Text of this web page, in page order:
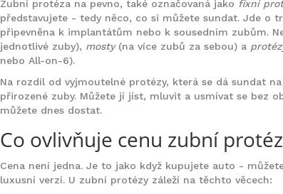
Zubní protéza na pevno, také označovaná jako fixní
představujete - tedy něco, co si můžete sundat. Jde o
připevněna k implantátům nebo k sousedním zubům.
jednotlivé zuby), mosty(na více zubů za sebou) a
nebo All-on-6).
Na rozdíl od vyjmoutelné protézy, která se dá sundat
přirozené zuby. Můžete jí jíst, mluvit a usmívat se bez
můžete dnes dostat.
Co ovlivňuje cenu zubní
Cena není jedna. Je to jako když kupujete auto -
luxusní verzí. U zubní protézy záleží na těchto věcech: